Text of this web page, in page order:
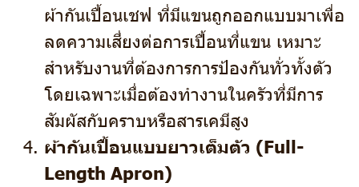
ผ้ากันเปื้อนเชฟ ที่มีแขนถูกออกแบบมาเพื่อ
ลดความเสี่ยงต่อการเปื้อนที่แขน เหมาะ
สำหรับงานที่ต้องการการป้องกันทั่วทั้งตัว
โดยเฉพาะเมื่อต้องทำงานในครัวที่มีการ
สัมผัสกับคราบหรือสารเคมีสูง
ผ้ากันเปื้อนแบบยาวเต็มตัว (Full-
Length Apron)